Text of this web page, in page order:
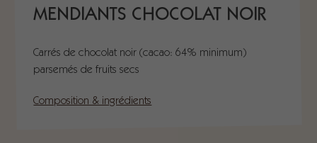
MENDIANTS CHOCOLAT NOIR
Carrés de chocolat noir (cacao: 64% minimum)
parsemés de fruits secs
Composition & ingrédients